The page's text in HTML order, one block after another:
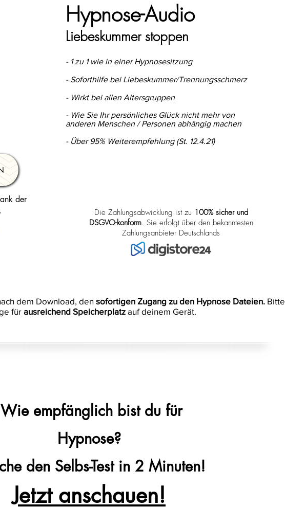
Hypnose-Audio
Liebeskummer stoppen
- 1 zu 1 wie in einer Hypnosesitzung
- Soforthilfe bei Liebeskummer/Trennungsschmerz
- Wirkt bei allen Altersgruppen
- Wie Sie Ihr persönliches Glück nicht mehr von
anderen Menschen / Personen abhängig machen
- Über 95% Weiterempfehlung (St. 12.4.21)
der
Die Zahlungsabwicklung ist zu 100% sicher und
DSGVO-konform. Sie erfolgt über den bekanntesten
Zahlungsanbieter Deutschlands
dem Download, den sofortigen Zugang zu den Hypnose Dateien.Bitte
für ausreichend Speicherplatz auf deinem Gerät.
Wie empfänglichbist du für
Hypnose?
den Selbs-Testin 2 Minuten!
Jetzt anschauen!